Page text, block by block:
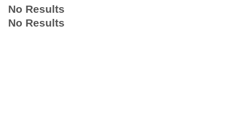
No Results
No Results